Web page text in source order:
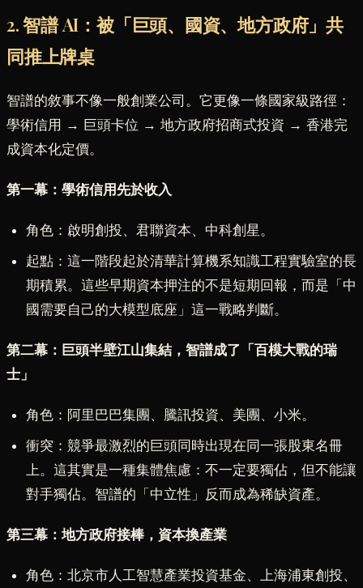
2. 智譜 AI：被「巨頭、國資、地方政府」共
同推上牌桌
智譜的敘事不像一般創業公司。它更像一條國家級路徑：
學術信用 → 巨頭卡位 → 地方政府招商式投資 → 香港完
成資本化定價。
第一幕：學術信用先於收入
角色：啟明創投、君聯資本、中科創星。
起點：這一階段起於清華計算機系知識工程實驗室的長
期積累。這些早期資本押注的不是短期回報，而是「中
國需要自己的大模型底座」這一戰略判斷。
第二幕：巨頭半壁江山集結，智譜成了「百模大戰的瑞
士」
角色：阿里巴巴集團、騰訊投資、美團、小米。
衝突：競爭最激烈的巨頭同時出現在同一張股東名冊
上。這其實是一種集體焦慮：不一定要獨佔，但不能讓
對手獨佔。智譜的「中立性」反而成為稀缺資產。
第三幕：地方政府接棒，資本換產業
角色：北京市人工智慧產業投資基金、上海浦東創投、